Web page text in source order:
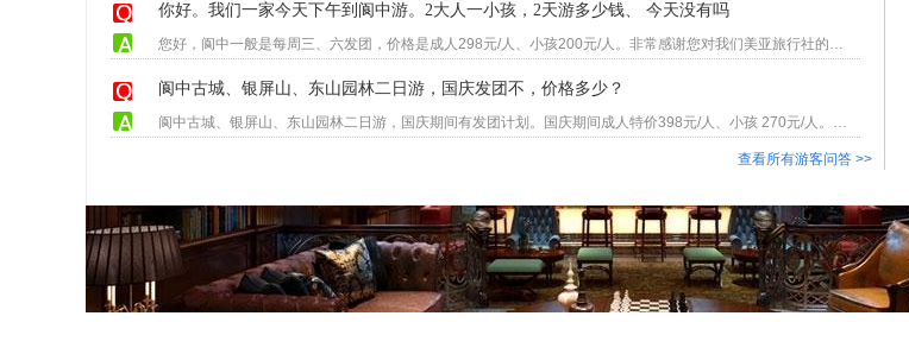
你好。我们一家今天下午到阆中游。2大人一小孩，2天游多少钱、 今天没有吗
您好，阆中一般是每周三、六发团，价格是成人298元/人、小孩200元/人。非常感谢您对我们美亚旅行社的关注与支持！
阆中古城、银屏山、东山园林二日游，国庆发团不，价格多少？
阆中古城、银屏山、东山园林二日游，国庆期间有发团计划。国庆期间成人特价398元/人、小孩 270元/人。感谢您对美亚的支持！
查看所有游客问答 >>